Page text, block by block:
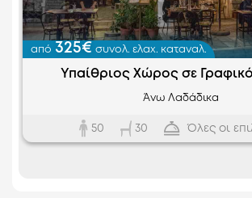
από 325€ συνολ. ελαχ. καταναλ.
Υπαίθριος Χώρος σε
Άνω Λαδάδικα
50 30 Όλες οι